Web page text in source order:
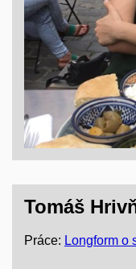
Tomáš
Práce: Longform o